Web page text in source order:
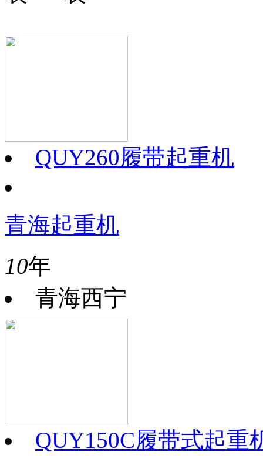
QUY260履带起重机
青海起重机
10年
青海西宁
QUY150C履带式起重